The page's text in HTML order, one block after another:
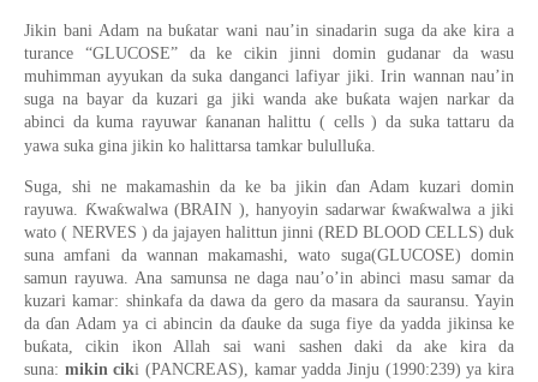
Jikin bani Adam na buƙatar wani nau’in sinadarin suga da ake kira a
turance “GLUCOSE” da ke cikin jinni domin gudanar da wasu
muhimman ayyukan da suka danganci lafiyar jiki. Irin wannan nau’in
suga na bayar da kuzari ga jiki wanda ake buƙata wajen narkar da
abinci da kuma rayuwar ƙananan halittu ( cells ) da suka tattaru da
yawa suka gina jikin ko halittarsa tamkar bululluƙa.
Suga, shi ne makamashin da ke ba jikin ɗan Adam kuzari domin
rayuwa. Ƙwaƙwalwa (BRAIN ), hanyoyin sadarwar ƙwaƙwalwa a jiki
wato ( NERVES ) da jajayen halittun jinni (RED BLOOD CELLS) duk
suna amfani da wannan makamashi, wato suga(GLUCOSE) domin
samun rayuwa. Ana samunsa ne daga nau’o’in abinci masu samar da
kuzari kamar: shinkafa da dawa da gero da masara da sauransu. Yayin
da ɗan Adam ya ci abincin da ɗauke da suga fiye da yadda jikinsa ke
buƙata, cikin ikon Allah sai wani sashen daki da ake kira da
suna: mikin ciki (PANCREAS), kamar yadda Jinju (1990:239) ya kira